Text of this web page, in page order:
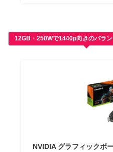
12GB・250Wで1440p向きのバラ
NVIDIA グラフィックボ